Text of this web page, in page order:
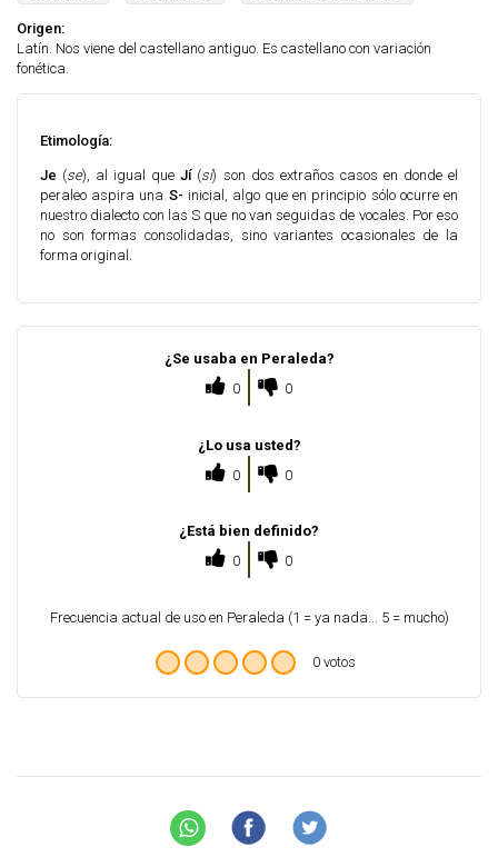
Origen:
Latín. Nos viene del castellano antiguo. Es castellano con variación
fonética.
Etimología:
Je (se), al igual queJí (sí) son dos extraños casos en donde el
peraleo aspira una S- inicial, algo que en principio sólo ocurre en
nuestro dialecto con las S que no van seguidas de vocales. Por eso
no son formas consolidadas, sino variantes ocasionales de la
forma original.
¿Se usaba en Peraleda?
0
0
¿Lo usa usted?
0
0
¿Está bien definido?
0
0
Frecuencia actual de uso en Peraleda (1 = ya nada... 5 = mucho)
0 votos